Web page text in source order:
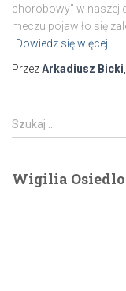
chorobowy” w naszej
meczu pojawiło się
Dowiedz się więcej
PrzezArkadiusz Bicki
S
z
a
Szukaj …
Wigilia